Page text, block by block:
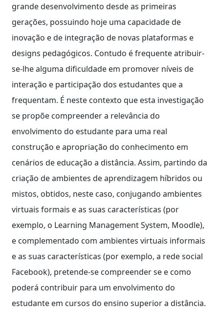
grande desenvolvimento desde as primeiras
gerações, possuindo hoje uma capacidade de
inovação e de integração de novas plataformas e
designs pedagógicos. Contudo é frequente atribuir-
se-lhe alguma dificuldade em promover níveis de
interação e participação dos estudantes que a
frequentam. É neste contexto que esta investigação
se propõe compreender a relevância do
envolvimento do estudante para uma real
construção e apropriação do conhecimento em
cenários de educação a distância. Assim, partindo da
criação de ambientes de aprendizagem híbridos ou
mistos, obtidos, neste caso, conjugando ambientes
virtuais formais e as suas características (por
exemplo, o Learning Management System, Moodle),
e complementado com ambientes virtuais informais
e as suas características (por exemplo, a rede social
Facebook), pretende-se compreender se e como
poderá contribuir para um envolvimento do
estudante em cursos do ensino superior a distância.